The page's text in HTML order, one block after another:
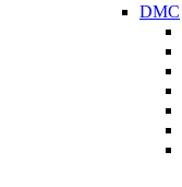
DMC